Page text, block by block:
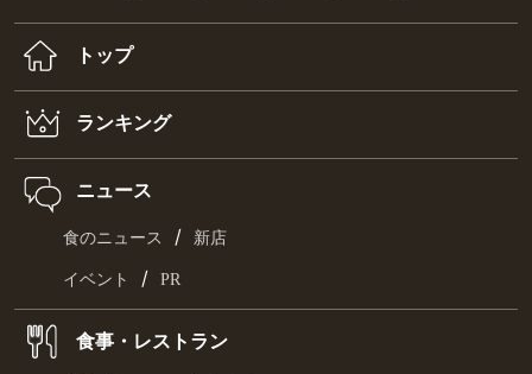
トップ
ランキング
ニュース
食のニュース / 新店
イベント / PR
食事・レストラン